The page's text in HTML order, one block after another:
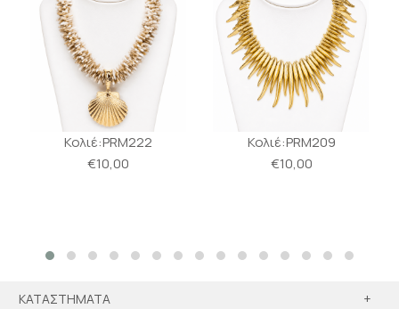
Κολιέ:PRM222
€10,00
Κολιέ:PRM209
€10,00
ΚΑΤΑΣΤΗΜΑΤΑ +